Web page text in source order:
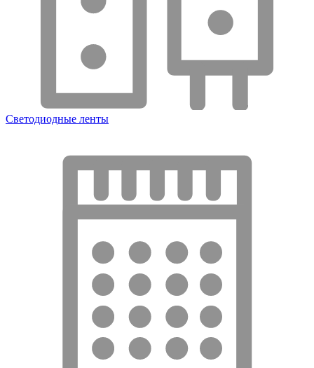
Светодиодные ленты